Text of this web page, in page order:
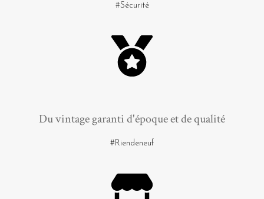
#Sécurité
Du vintage garanti d'époque et de qualité
#Riendeneuf